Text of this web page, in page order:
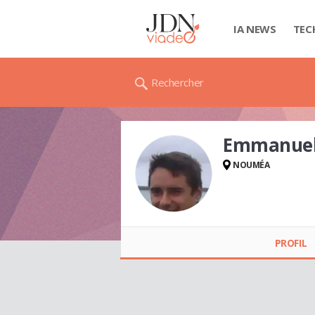
IA NEWS
Rechercher
MARGUERITTE
NOUMÉA
PROFIL